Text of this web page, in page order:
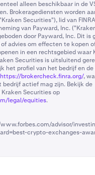
alleen beschikbaar in de
Brokeragediensten worden
Securities"), lid van
van Payward, Inc.
door Payward, Inc. Dit is
advies om effecten te kopen
in een rechtsgebied waar
Securities is uitsluitend
het profiel van het bedrijf en
https://brokercheck.finra.org/,
actief mag zijn. Bekijk de
Securities op
legal/equities.
advisor/
crypto-exchanges-